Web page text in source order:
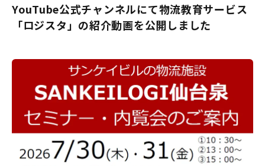
YouTube公式チャンネルにて物流教育サービス
「ロジスタ」の紹介動画を公開しました